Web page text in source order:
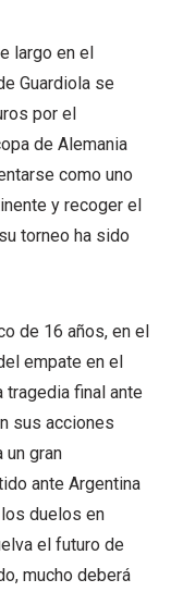
largo en el
Guardiola se
por el
de Alemania
como uno
y recoger el
torneo ha sido
de 16 años, en el
empate en el
tragedia final ante
sus acciones
un gran
ante Argentina
los duelos en
el futuro de
mucho deberá